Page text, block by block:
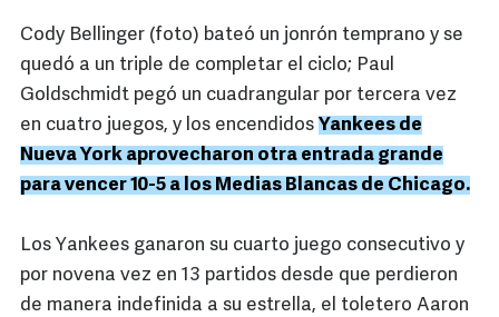
Cody Bellinger (foto) bateó un jonrón temprano y se
quedó a un triple de completar el ciclo; Paul
Goldschmidt pegó un cuadrangular por tercera vez
en cuatro juegos, y los encendidos Yankees de
Nueva York aprovecharon otra entrada grande
para vencer 10-5 a los Medias Blancas de Chicago.
Los Yankees ganaron su cuarto juego consecutivo y
por novena vez en 13 partidos desde que perdieron
de manera indefinida a su estrella, el toletero Aaron